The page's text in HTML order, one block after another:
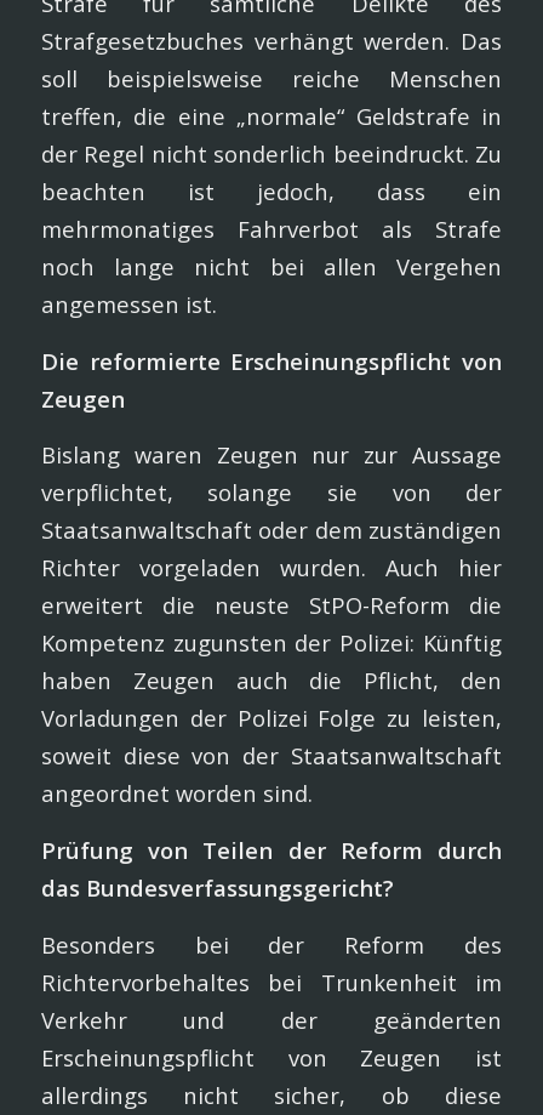
Strafgesetzbuches verhängt werden. Das
soll beispielsweise reiche Menschen
treffen, die eine „normale“ Geldstrafe in
der Regel nicht sonderlich beeindruckt. Zu
beachten ist jedoch, dass ein
mehrmonatiges Fahrverbot als Strafe
noch lange nicht bei allen Vergehen
angemessen ist.
Die reformierte Erscheinungspflicht von
Zeugen
Bislang waren Zeugen nur zur Aussage
verpflichtet, solange sie von der
Staatsanwaltschaft oder dem zuständigen
Richter vorgeladen wurden. Auch hier
erweitert die neuste StPO-Reform die
Kompetenz zugunsten der Polizei: Künftig
haben Zeugen auch die Pflicht, den
Vorladungen der Polizei Folge zu leisten,
soweit diese von der Staatsanwaltschaft
angeordnet worden sind.
Prüfung von Teilen der Reform durch
das Bundesverfassungsgericht?
Besonders bei der Reform des
Richtervorbehaltes bei Trunkenheit im
Verkehr und der geänderten
Erscheinungspflicht von Zeugen ist
allerdings nicht sicher, ob diese